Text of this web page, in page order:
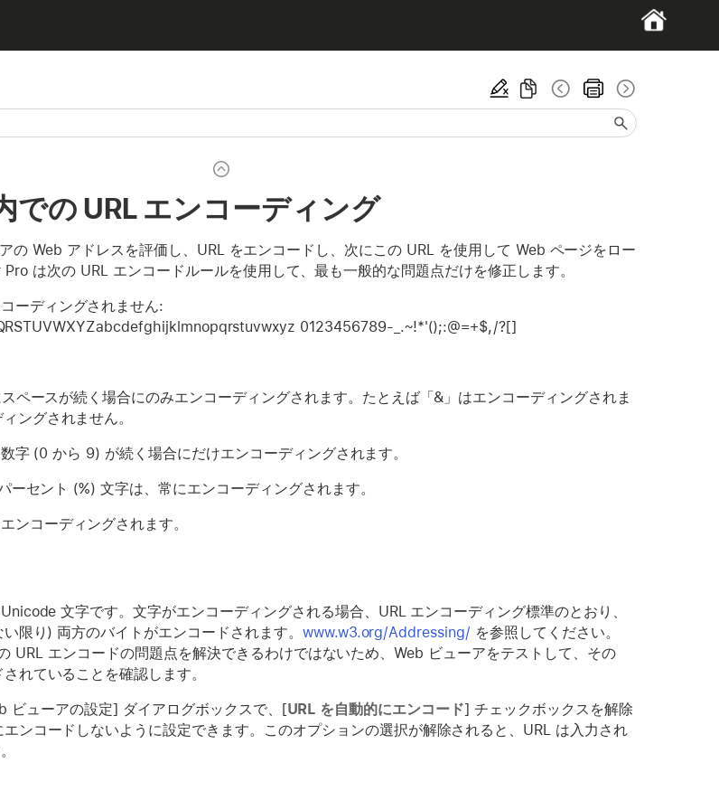
での URL エンコーディング
の Web アドレスを評価し、URL をエンコードし、次にこの URL を使用して Web ページをロー
は次の URL エンコードルールを使用して、最も一般的な問題点だけを修正します。
ーディングされません:
0123456789-_.~!*'();:@=+$,/?[]
ペースが続く場合にのみエンコーディングされます。たとえば「&」はエンコーディングされま
ングされません。
字 (0 から 9) が続く場合にだけエンコーディングされます。
セント (%) 文字は、常にエンコーディングされます。
ンコーディングされます。
文字です。文字がエンコーディングされる場合、URL エンコーディング標準のとおり、
限り) 両方のバイトがエンコードされます。 www.w3.org/Addressing/ を参照してください。
URL エンコードの問題点を解決できるわけではないため、Web ビューアをテストして、その
れていることを確認します。
ビューアの設定] ダイアログボックスで、[URL を自動的にエンコード] チェックボックスを解除
ンコードしないように設定できます。このオプションの選択が解除されると、URL は入力され